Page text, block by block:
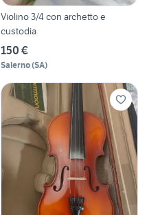
Violino 3/4 con archetto e
custodia
150 €
Salerno(SA)